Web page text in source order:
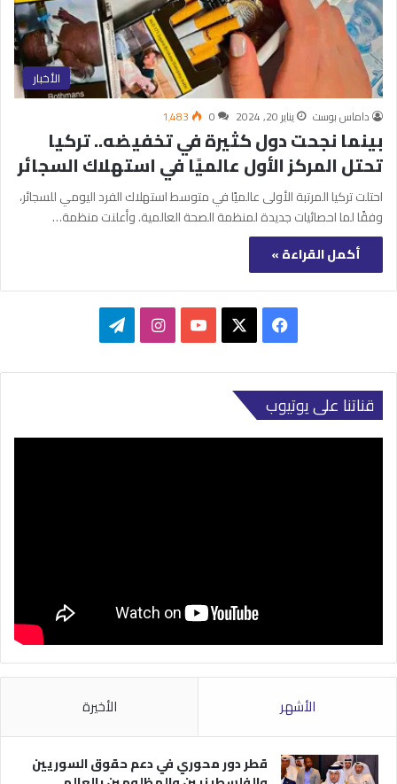
الأخبار
داماس بوست يناير 20, 2024 0 1٬483
بينما نجحت دول كثيرة في تخفيضه.. تركيا
تحتل المركز الأول عالميًا في استهلاك السجائر
احتلت تركيا المرتبة الأولى عالميًا في متوسط استهلاك الفرد اليومي للسجائر،
وفقًا لما احصائيات جديدة لمنظمة الصحة العالمية. وأعلنت منظمة…
أكمل القراءة »
فيسبوك ‫YouTubeانستقرامتيلقرام
قناتنا على يوتيوب
الأشهر الأخيرة
قطر دور محوري في دعم حقوق السوريين